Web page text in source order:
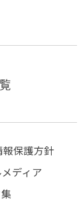
報保護方針
ディア